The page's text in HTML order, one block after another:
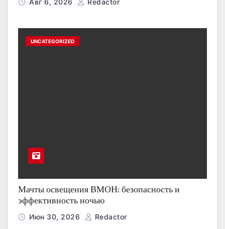
Авг 6, 2026 Redactor
UNCATEGORIZED
Мачты освещения ВМОН: безопасность и
эффективность ночью
Июн 30, 2026 Redactor